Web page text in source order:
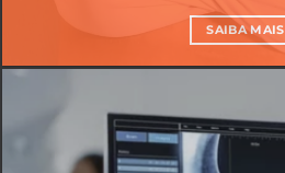
SAIBA MAIS